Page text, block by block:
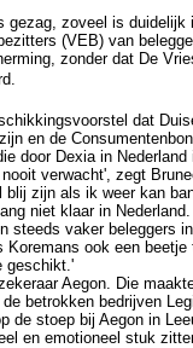
gezag, zoveel is
(VEB) van
zonder dat De
dat
en de
door Dexia in
verwacht', zegt
blij zijn als ik weer kan
niet klaar in
steeds vaker beleggers
ook een
geschikt.'
Aegon. Die
betrokken bedrijven
de stoep bij Aegon in
en emotioneel stuk